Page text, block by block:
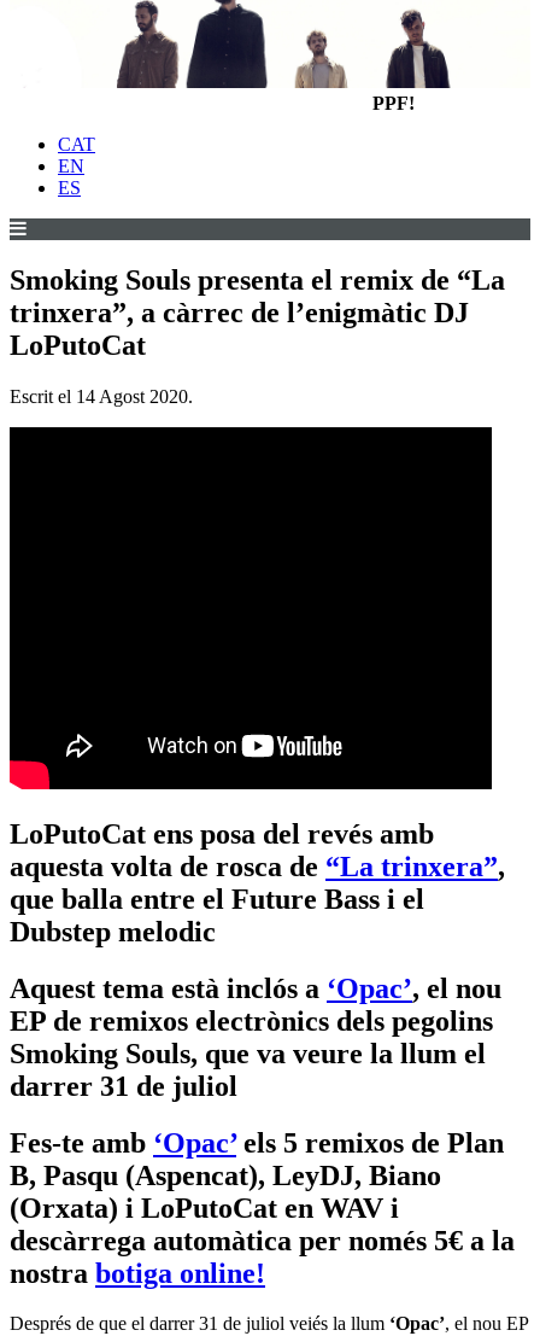
PPF!
CAT
EN
ES
Smoking Souls presenta el remix de “La
trinxera”, a càrrec de l’enigmàtic DJ
LoPutoCat
Escrit el 14 Agost 2020.
LoPutoCat ens posa del revés amb
aquesta volta de rosca de “La trinxera”,
que balla entre el Future Bass i el
Dubstep melodic
Aquest tema està inclós a ‘Opac’, el nou
EP de remixos electrònics dels pegolins
Smoking Souls, que va veure la llum el
darrer 31 de juliol
Fes-te amb ‘Opac’els 5 remixos de Plan
B, Pasqu (Aspencat), LeyDJ, Biano
(Orxata) i LoPutoCat en WAV i
descàrrega automàtica per només 5€ a la
nostra botiga online!
Després de que el darrer 31 de juliol veiés la llum ‘Opac’, el nou EP